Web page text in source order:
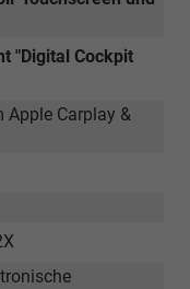
"Digital Cockpit
Apple Carplay &